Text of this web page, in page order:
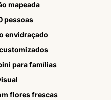
mapeada
pessoas
envidraçado
para famílias
flores frescas